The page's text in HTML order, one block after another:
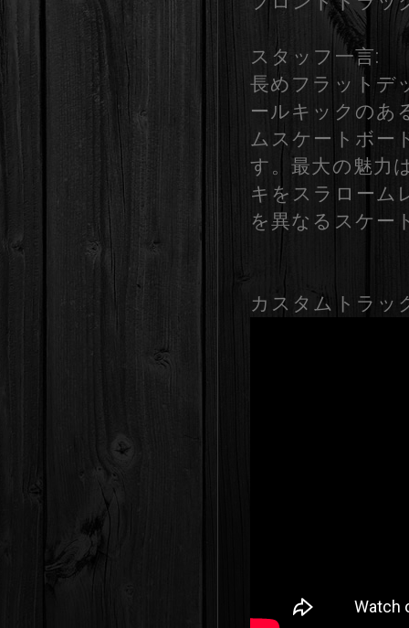
スタッフ一言:
長めフラットデ
ールキックのあ
ムスケートボー
す。最大の魅力
キをスラローム
を異なるスケー
カスタムトラッ